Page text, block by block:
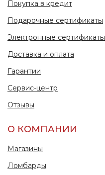
Покупка в кредит
Подарочные сертификаты
Электронные сертификаты
Доставка и оплата
Гарантии
Сервис-центр
Отзывы
О КОМПАНИИ
Магазины
Ломбарды